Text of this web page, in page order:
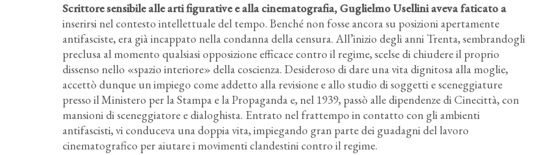
Scrittore sensibile alle arti figurative e alla cinematografia, Guglielmo Usellini aveva faticato a
inserirsi nel contesto intellettuale del tempo. Benché non fosse ancora su posizioni apertamente
antifasciste, era già incappato nella condanna della censura. All’inizio degli anni Trenta, sembrandogli
preclusa al momento qualsiasi opposizione efficace contro il regime, scelse di chiudere il proprio
dissenso nello «spazio interiore» della coscienza. Desideroso di dare una vita dignitosa alla moglie,
accettò dunque un impiego come addetto alla revisione e allo studio di soggetti e sceneggiature
presso il Ministero per la Stampa e la Propaganda e, nel 1939, passò alle dipendenze di Cinecittà, con
mansioni di sceneggiatore e dialoghista. Entrato nel frattempo in contatto con gli ambienti
antifascisti, vi conduceva una doppia vita, impiegando gran parte dei guadagni del lavoro
cinematografico per aiutare i movimenti clandestini contro il regime.